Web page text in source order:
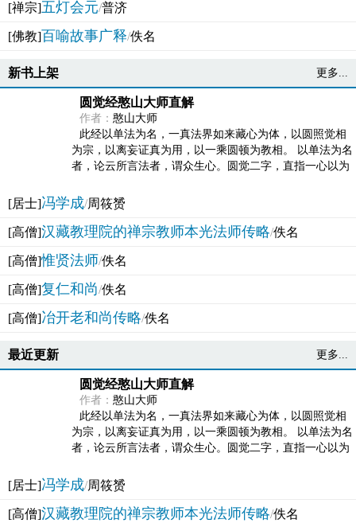
[禅宗]五灯会元/普济
[佛教]百喻故事广释/佚名
新书上架 更多...
圆觉经憨山大师直解
作者： 憨山大师
此经以单法为名，一真法界如来藏心为体，以圆照觉相
为宗，以离妄证真为用，以一乘圆顿为教相。 以单法为名
者，论云所言法者，谓众生心。圆觉二字，直指一心以为
[居士]冯学成/周筱赟
[高僧]汉藏教理院的禅宗教师本光法师传略/佚名
[高僧]惟贤法师/佚名
[高僧]复仁和尚/佚名
[高僧]冶开老和尚传略/佚名
最近更新 更多...
圆觉经憨山大师直解
作者： 憨山大师
此经以单法为名，一真法界如来藏心为体，以圆照觉相
为宗，以离妄证真为用，以一乘圆顿为教相。 以单法为名
者，论云所言法者，谓众生心。圆觉二字，直指一心以为
[居士]冯学成/周筱赟
[高僧]汉藏教理院的禅宗教师本光法师传略/佚名